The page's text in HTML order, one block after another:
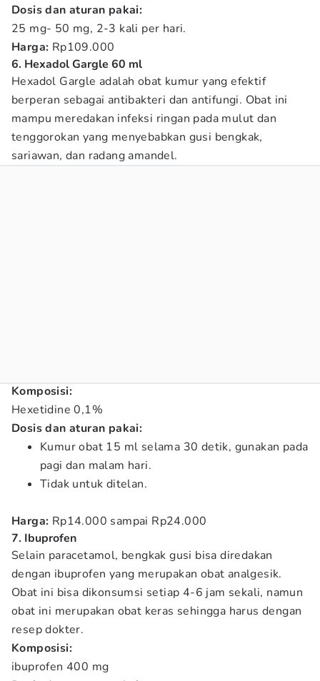
Dosis dan aturan pakai:
25 mg- 50 mg, 2-3 kali per hari.
Harga: Rp109.000
6. Hexadol Gargle 60 ml
Hexadol Gargle adalah obat kumur yang efektif
berperan sebagai antibakteri dan antifungi. Obat ini
mampu meredakan infeksi ringan pada mulut dan
tenggorokan yang menyebabkan gusi bengkak,
sariawan, dan radang amandel.
Komposisi:
Hexetidine 0,1%
Dosis dan aturan pakai:
Kumur obat 15 ml selama 30 detik, gunakan pada
pagi dan malam hari.
Tidak untuk ditelan.
Harga: Rp14.000 sampai Rp24.000
7. Ibuprofen
Selain paracetamol, bengkak gusi bisa diredakan
dengan ibuprofen yang merupakan obat analgesik.
Obat ini bisa dikonsumsi setiap 4-6 jam sekali, namun
obat ini merupakan obat keras sehingga harus dengan
resep dokter.
Komposisi:
ibuprofen 400 mg